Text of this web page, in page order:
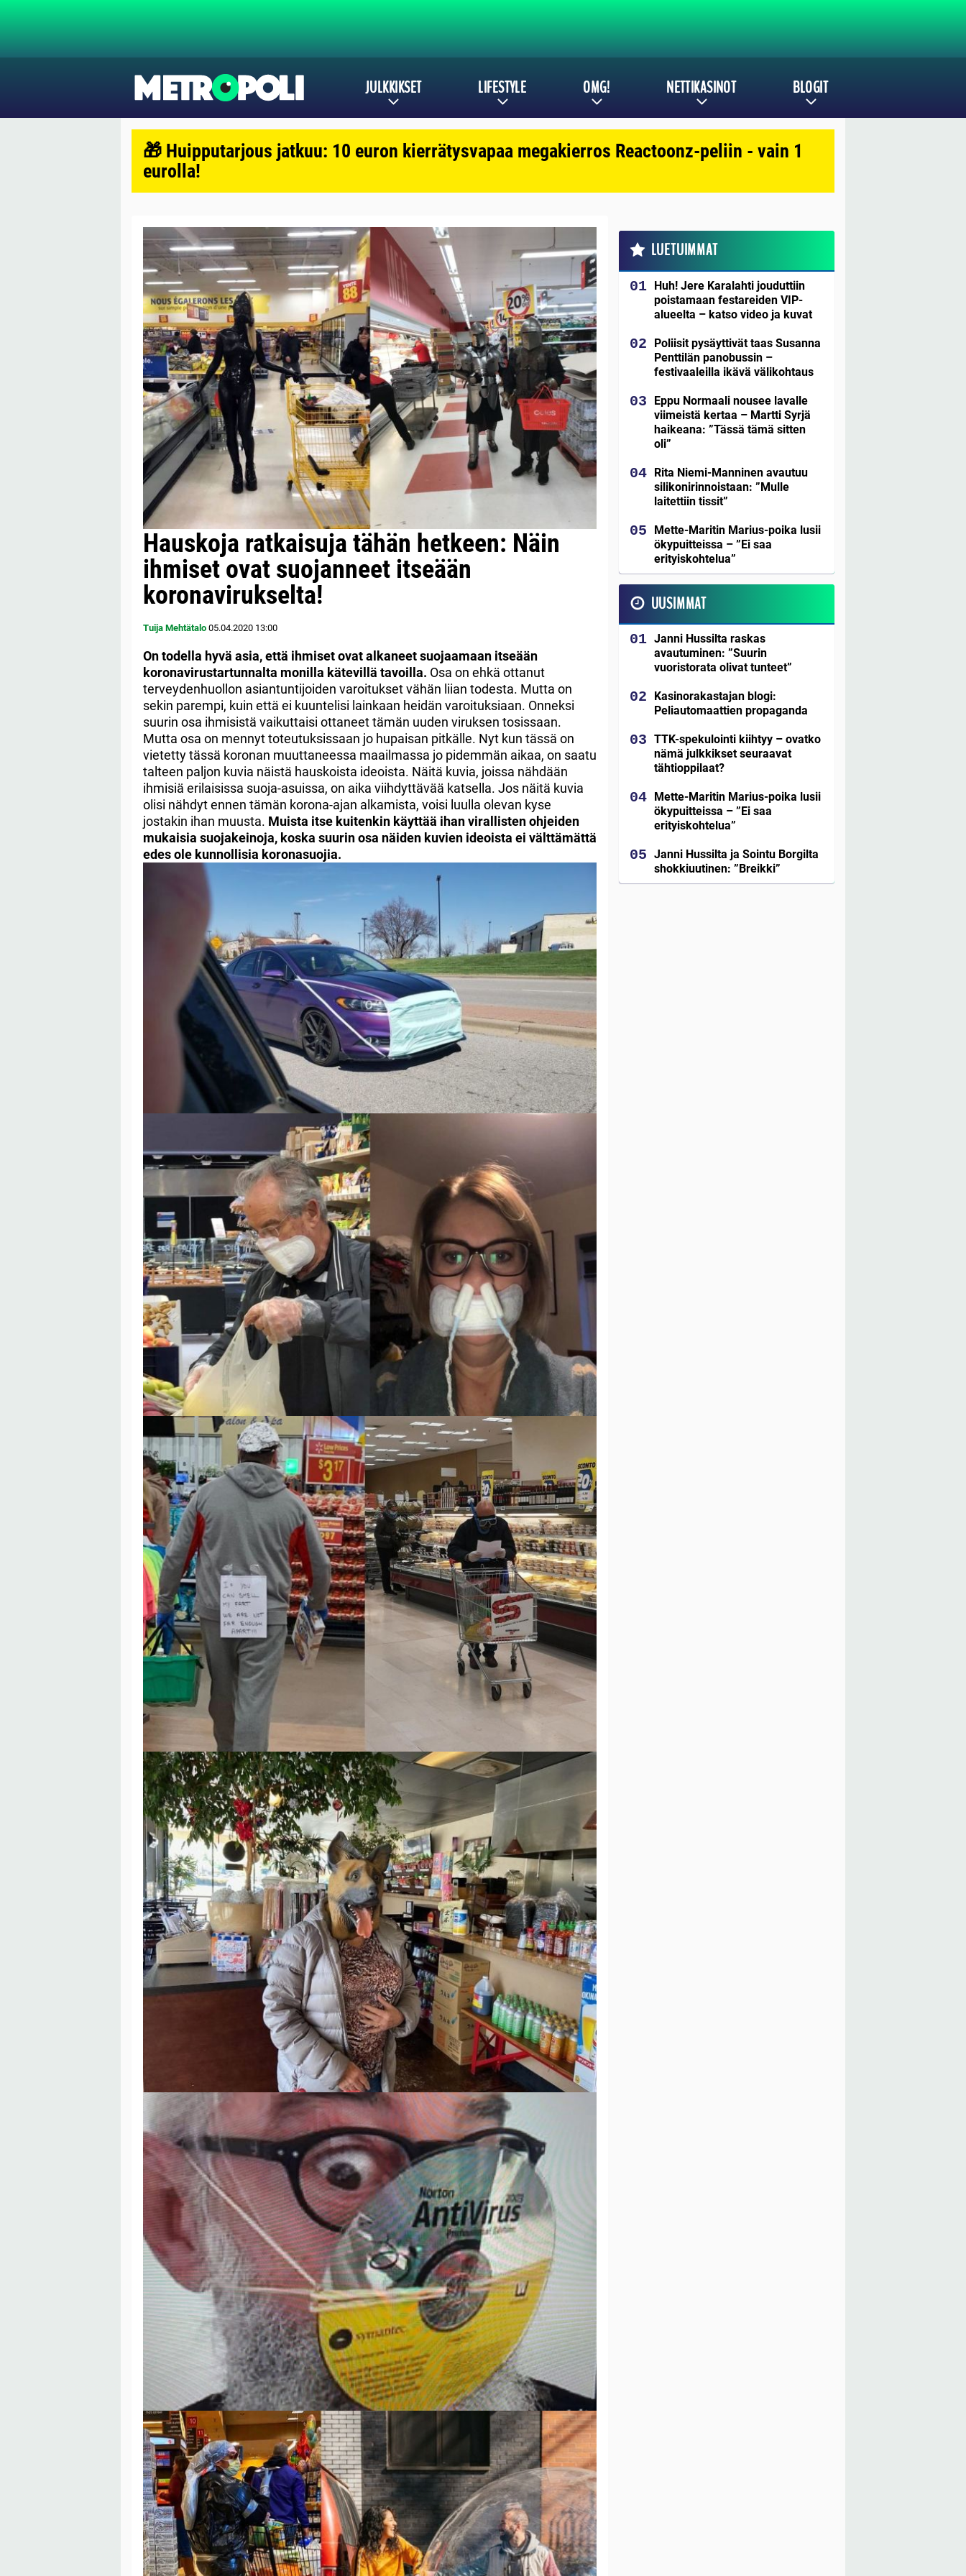
JULKKIKSET LIFESTYLE OMG! NETTIKASINOT BLOGIT
🎁 Huipputarjous jatkuu: 10 euron kierrätysvapaa megakierros Reactoonz-peliin - vain 1
eurolla!
Hauskoja ratkaisuja tähän hetkeen: Näin
ihmiset ovat suojanneet itseään
koronavirukselta!
Tuija Mehtätalo 05.04.2020 13:00
On todella hyvä asia, että ihmiset ovat alkaneet suojaamaan itseään
koronavirustartunnalta monilla kätevillä tavoilla. Osa on ehkä ottanut
terveydenhuollon asiantuntijoiden varoitukset vähän liian todesta. Mutta on
sekin parempi, kuin että ei kuuntelisi lainkaan heidän varoituksiaan. Onneksi
suurin osa ihmisistä vaikuttaisi ottaneet tämän uuden viruksen tosissaan.
Mutta osa on mennyt toteutuksissaan jo hupaisan pitkälle. Nyt kun tässä on
vietetty tässä koronan muuttaneessa maailmassa jo pidemmän aikaa, on saatu
talteen paljon kuvia näistä hauskoista ideoista. Näitä kuvia, joissa nähdään
ihmisiä erilaisissa suoja-asuissa, on aika viihdyttävää katsella. Jos näitä kuvia
olisi nähdyt ennen tämän korona-ajan alkamista, voisi luulla olevan kyse
jostakin ihan muusta. Muista itse kuitenkin käyttää ihan virallisten ohjeiden
mukaisia suojakeinoja, koska suurin osa näiden kuvien ideoista ei välttämättä
edes ole kunnollisia koronasuojia.
LUETUIMMAT
Huh! Jere Karalahti jouduttiin
poistamaan festareiden VIP-
alueelta – katso video ja kuvat
Poliisit pysäyttivät taas Susanna
Penttilän panobussin –
festivaaleilla ikävä välikohtaus
Eppu Normaali nousee lavalle
viimeistä kertaa – Martti Syrjä
haikeana: ”Tässä tämä sitten
oli”
Rita Niemi-Manninen avautuu
silikonirinnoistaan: ”Mulle
laitettiin tissit”
Mette-Maritin Marius-poika lusii
ökypuitteissa – ”Ei saa
erityiskohtelua”
UUSIMMAT
Janni Hussilta raskas
avautuminen: ”Suurin
vuoristorata olivat tunteet”
Kasinorakastajan blogi:
Peliautomaattien propaganda
TTK-spekulointi kiihtyy – ovatko
nämä julkkikset seuraavat
tähtioppilaat?
Mette-Maritin Marius-poika lusii
ökypuitteissa – ”Ei saa
erityiskohtelua”
Janni Hussilta ja Sointu Borgilta
shokkiuutinen: ”Breikki”